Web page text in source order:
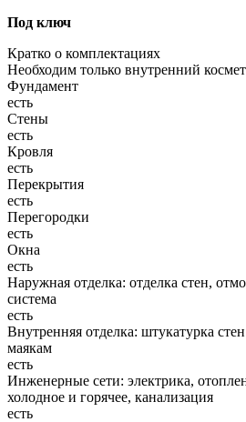
Под ключ
Кратко о комплектациях
Необходим только внутренний
Фундамент
есть
Стены
есть
Кровля
есть
Перекрытия
есть
Перегородки
есть
Окна
есть
Наружная отделка: отделка стен,
система
есть
Внутренняя отделка: штукатурка
маякам
есть
Инженерные сети: электрика,
холодное и горячее, канализация
есть